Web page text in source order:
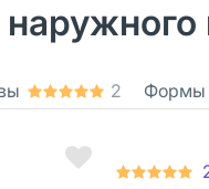
2 Формы